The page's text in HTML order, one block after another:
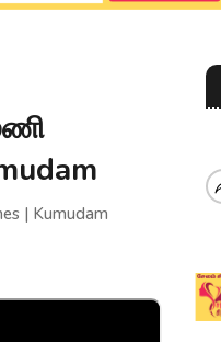
| Kumudam